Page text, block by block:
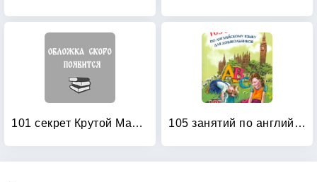
101 секрет Крутой Мамочки 105 занятий по английскому языку для дошкольников: Пособие для воспитателей детского сада, учителей английского языка и родителей